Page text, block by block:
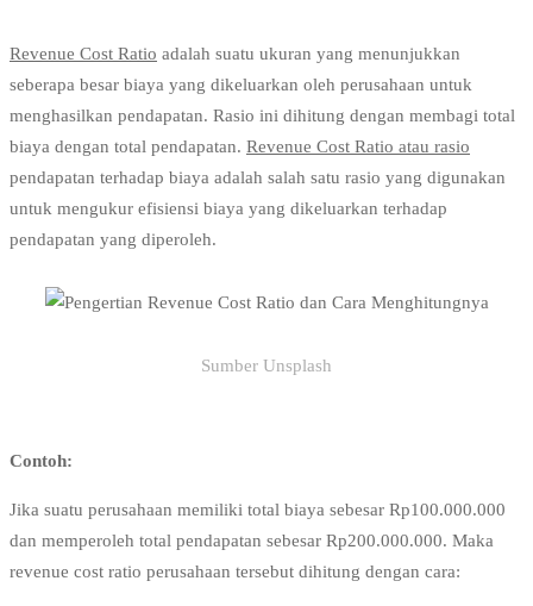
Revenue Cost Ratio adalah suatu ukuran yang menunjukkan
seberapa besar biaya yang dikeluarkan oleh perusahaan untuk
menghasilkan pendapatan. Rasio ini dihitung dengan membagi total
biaya dengan total pendapatan. Revenue Cost Ratio atau rasio
pendapatan terhadap biaya adalah salah satu rasio yang digunakan
untuk mengukur efisiensi biaya yang dikeluarkan terhadap
pendapatan yang diperoleh.
Sumber Unsplash
Contoh:
Jika suatu perusahaan memiliki total biaya sebesar Rp100.000.000
dan memperoleh total pendapatan sebesar Rp200.000.000. Maka
revenue cost ratio perusahaan tersebut dihitung dengan cara: